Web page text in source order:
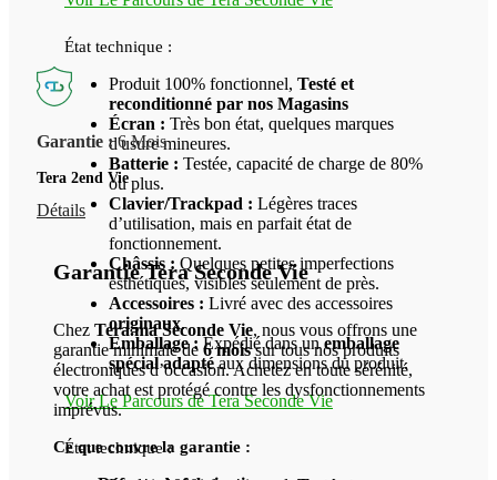
État technique :
Produit 100% fonctionnel, Testé et
reconditionné par nos Magasins
Écran : Très bon état, quelques marques
d'usure mineures.
Batterie : Testée, capacité de charge de 80%
ou plus.
Clavier/Trackpad : Légères traces
d’utilisation, mais en parfait état de
fonctionnement.
Châssis : Quelques petites imperfections
esthétiques, visibles seulement de près.
Accessoires : Livré avec des accessoires
originaux.
Emballage : Expédié dans unemballage
spécial adaptéaux dimensions du produit.
Voir Le Parcours de Tera Seconde Vie
État technique :
Garantie :6 Mois
Tera 2end Vie
Détails
Garantie Tera Seconde Vie
Chez Tera.ma Seconde Vie, nous vous offrons une
garantie minimale de 6 moissur tous nos produits
électroniques d’occasion. Achetez en toute sérénité,
votre achat est protégé contre les dysfonctionnements
imprévus.
Ce que couvre la garantie :